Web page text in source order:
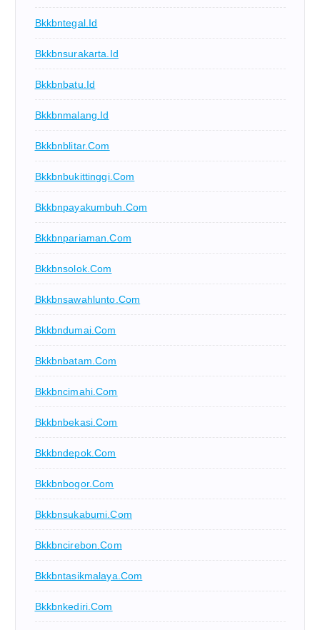
Bkkbntegal.id
Bkkbnsurakarta.id
Bkkbnbatu.id
Bkkbnmalang.id
Bkkbnblitar.com
Bkkbnbukittinggi.com
Bkkbnpayakumbuh.com
Bkkbnpariaman.com
Bkkbnsolok.com
Bkkbnsawahlunto.com
Bkkbndumai.com
Bkkbnbatam.com
Bkkbncimahi.com
Bkkbnbekasi.com
Bkkbndepok.com
Bkkbnbogor.com
Bkkbnsukabumi.com
Bkkbncirebon.com
Bkkbntasikmalaya.com
Bkkbnkediri.com